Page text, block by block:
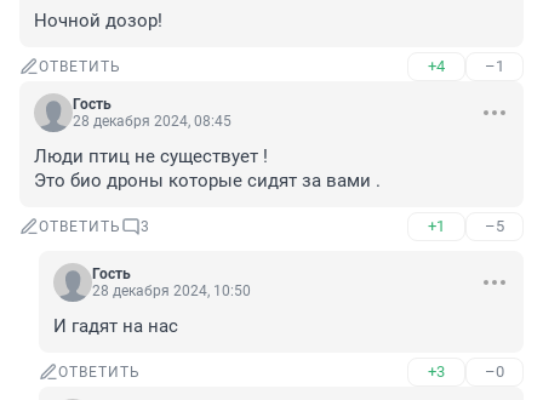
Ночной дозор!
ОТВЕТИТЬ +4 –1
Гость
28 декабря 2024, 08:45
Люди птиц не существует !
Это био дроны которые сидят за вами .
ОТВЕТИТЬ 3 +1 –5
Гость
28 декабря 2024, 10:50
И гадят на нас
ОТВЕТИТЬ +3 –0